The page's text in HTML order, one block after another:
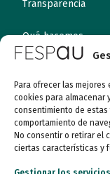
Para ofrecer las
cookies para almacenar
consentimiento de
comportamiento de
No consentir o retirar el
ciertas características y
Transparencia
Qué hacemos
Canal ético
Contacto